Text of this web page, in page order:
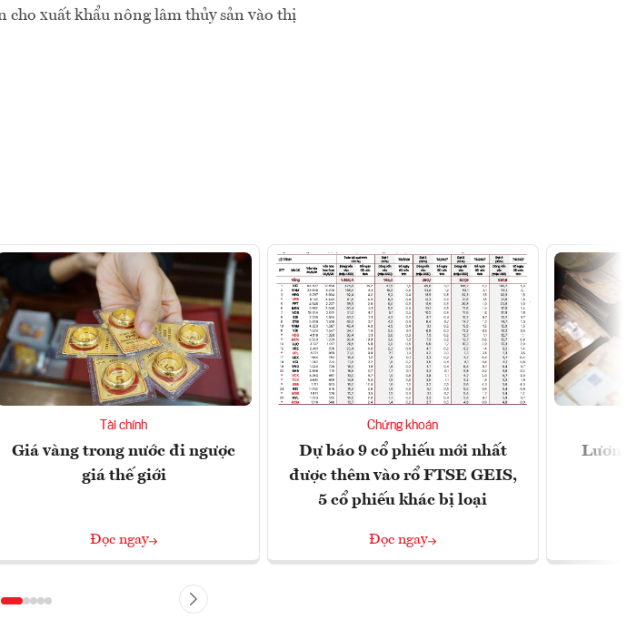
cho xuất khẩu nông lâm thủy sản vào thị
Tài chính
Giá vàng trong nước đi ngược
giá thế giới
Đọc ngay
Chứng khoán
Dự báo 9 cổ phiếu mới nhất
được thêm vào rổ FTSE GEIS,
5 cổ phiếu khác bị loại
Đọc ngay
Lương